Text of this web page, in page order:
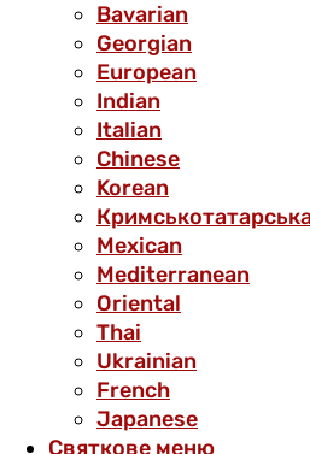
Bavarian
Georgian
European
Indian
Italian
Chinese
Korean
Mexican
Mediterranean
Oriental
Thai
Ukrainian
French
Japanese
Святкове меню